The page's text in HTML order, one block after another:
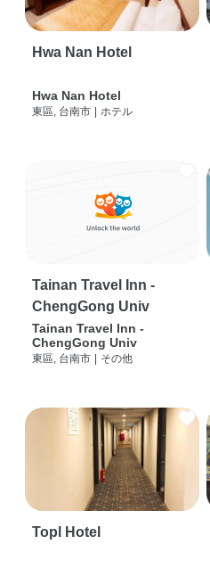
Hwa Nan Hotel
Hwa Nan Hotel
東區, 台南市 | ホテル
Tainan Travel Inn -
ChengGong Univ
Tainan Travel Inn -
ChengGong Univ
東區, 台南市 | その他
Topl Hotel